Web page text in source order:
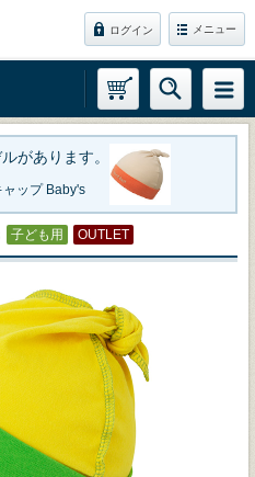
ログイン メニュー
があります。
ャップ Baby's
子ども用 OUTLET